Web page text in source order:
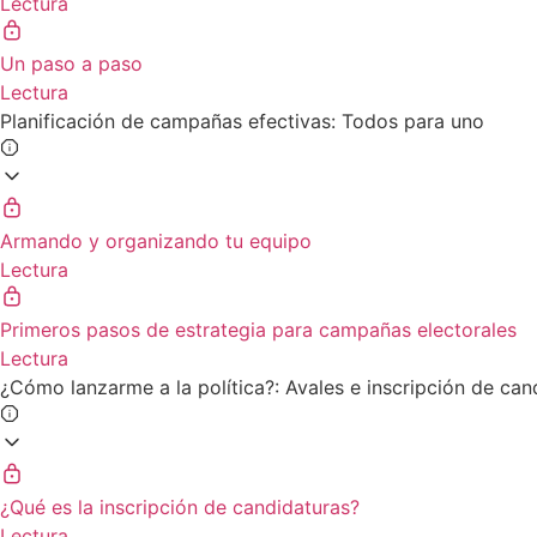
Un paso a paso
Lectura
Planificación de campañas efectivas: Todos para uno
Armando y organizando tu equipo
Lectura
Primeros pasos de estrategia para campañas electorales
Lectura
¿Cómo lanzarme a la política?: Avales e inscripción de
¿Qué es la inscripción de candidaturas?